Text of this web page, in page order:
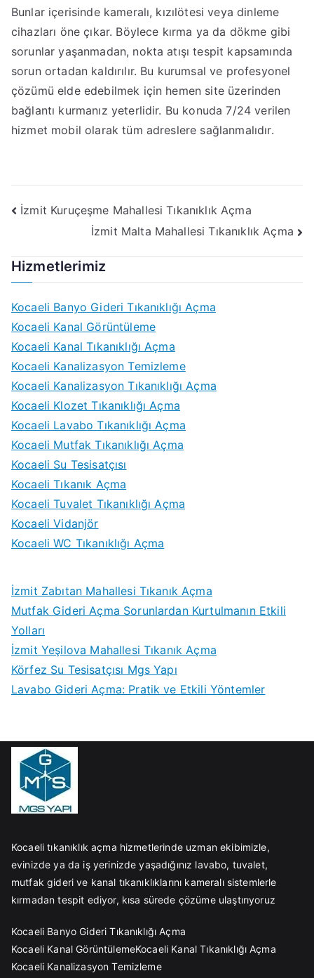
Bunlar içerisinde kameralı, kızılötesi veya dinleme
cihazları öne çıkar. Böylece kırma ya da dökme gibi
sorunlar yaşanmadan, nokta atışı tespit kapsamında
sorun ortadan kaldırılır. Bu kurumsal ve profesyonel
çözümü elde edebilmek için hemen site üzerinden
bağlantı kurmanız yeterlidir. Bu konuda 7/24 verilen
hizmet mobil olarak tüm adreslere sağlanmalıdır.
Yazı
gezinmesi
İzmit Kuruçeşme Mahallesi Tıkanıklık Açma
İzmit Malta Mahallesi Tıkanıklık Açma
Hizmetlerimiz
Kocaeli Banyo Gideri Tıkanıklığı Açma
Kocaeli Kanal Görüntüleme
Kocaeli Kanal Tıkanıklığı Açma
Kocaeli Kanalizasyon Temizleme
Kocaeli Kanalizasyon Tıkanıklığı Açma
Kocaeli Klozet Tıkanıklığı Açma
Kocaeli Lavabo Tıkanıklığı Açma
Kocaeli Mutfak Tıkanıklığı Açma
Kocaeli Su Tesisatçısı
Kocaeli Tıkanık Açma
Kocaeli Tuvalet Tıkanıklığı Açma
Kocaeli Vidanjör
Kocaeli WC Tıkanıklığı Açma
İzmit Zabıtan Mahallesi Tıkanık Açma
Mutfak Gideri Açma Sorunlardan Kurtulmanın Etkili
Yolları
İzmit Yeşilova Mahallesi Tıkanık Açma
Körfez Su Tesisatçısı Mgs Yapı
Lavabo Gideri Açma: Pratik ve Etkili Yöntemler
Kocaeli tıkanıklık açma hizmetlerinde uzman ekibimizle,
evinizde ya da iş yerinizde yaşadığınız lavabo, tuvalet,
mutfak gideri ve kanal tıkanıklıklarını kameralı sistemlerle
kırmadan tespit ediyor, kısa sürede çözüme ulaştırıyoruz
Kocaeli Banyo Gideri Tıkanıklığı Açma
Kocaeli Kanal GörüntülemeKocaeli Kanal Tıkanıklığı Açma
Kocaeli Kanalizasyon Temizleme